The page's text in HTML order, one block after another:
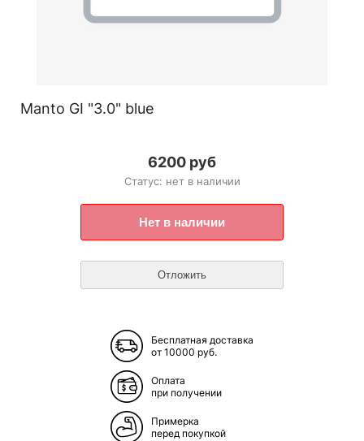
Manto GI "3.0" blue
6200 руб
Статус: нет в наличии
Бесплатная доставка
от 10000 руб.
Оплата
при получении
Примерка
перед покупкой